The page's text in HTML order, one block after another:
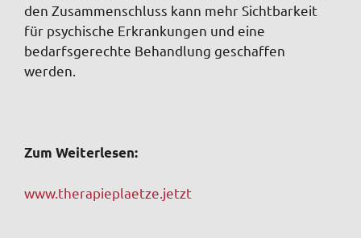
den Zusammenschluss kann mehr Sichtbarkeit
für psychische Erkrankungen und eine
bedarfsgerechte Behandlung geschaffen
werden.
Zum Weiterlesen:
www.therapieplaetze.jetzt